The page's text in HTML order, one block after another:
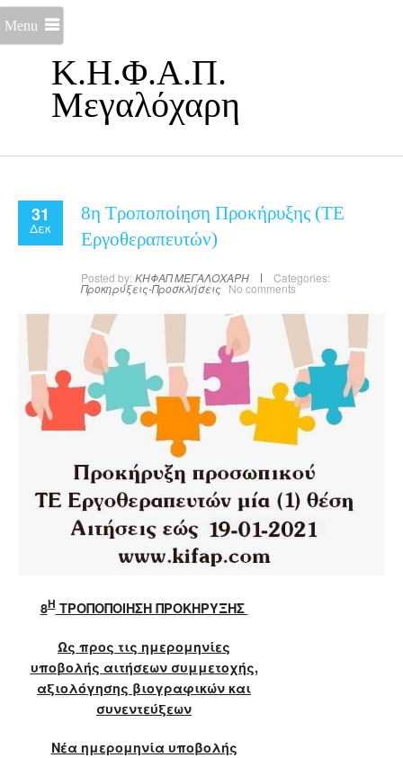
Κ.Η.Φ.Α.Π.
Μεγαλόχαρη
Menu
31
Δεκ
8η Τροποποίηση Προκήρυξης (ΤΕ
Εργοθεραπευτών)
Posted by: ΚΗΦΑΠ ΜΕΓΑΛΟΧΑΡΗ Categories:
Προκηρύξεις-Προσκλήσεις No comments
8ΗΤΡΟΠΟΠΟΙΗΣΗ ΠΡΟΚΗΡΥΞΗΣ
Ως προς τις ημερομηνίες
υποβολής αιτήσεων συμμετοχής,
αξιολόγησης βιογραφικών και
συνεντεύξεων
Νέα ημερομηνία υποβολής